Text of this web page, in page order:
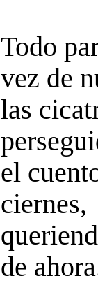
Todo
vez de
las
el
ciernes,
de